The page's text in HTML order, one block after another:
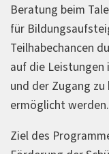
Beratung beim
für
Teilhabechancen
auf die
und der Zugang
ermöglicht werden.
Ziel des